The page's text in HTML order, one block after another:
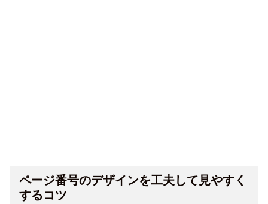
ページ番号のデザインを工夫して見やすく
するコツ